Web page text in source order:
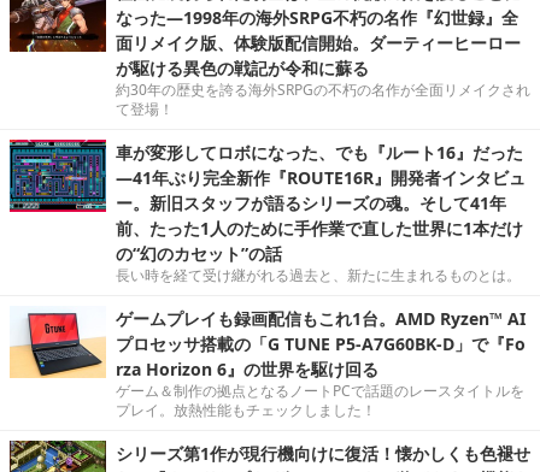
なった―1998年の海外SRPG不朽の名作『幻世録』全
面リメイク版、体験版配信開始。ダーティーヒーロー
が駆ける異色の戦記が令和に蘇る
約30年の歴史を誇る海外SRPGの不朽の名作が全面リメイクされ
て登場！
車が変形してロボになった、でも『ルート16』だった
―41年ぶり完全新作『ROUTE16R』開発者インタビュ
ー。新旧スタッフが語るシリーズの魂。そして41年
前、たった1人のために手作業で直した世界に1本だけ
の“幻のカセット”の話
長い時を経て受け継がれる過去と、新たに生まれるものとは。
ゲームプレイも録画配信もこれ1台。AMD Ryzen™ AI
プロセッサ搭載の「G TUNE P5-A7G60BK-D」で『Fo
rza Horizon 6』の世界を駆け回る
ゲーム＆制作の拠点となるノートPCで話題のレースタイトルを
プレイ。放熱性能もチェックしました！
シリーズ第1作が現行機向けに復活！懐かしくも色褪せ